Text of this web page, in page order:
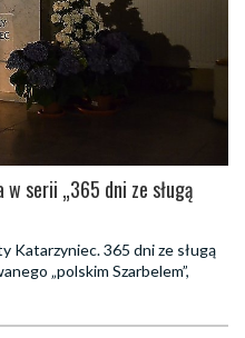
serii „365 dni ze sługą
Katarzyniec. 365 dni ze sługą
„polskim Szarbelem”,